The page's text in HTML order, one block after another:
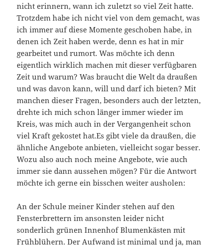
nicht erinnern, wann ich zuletzt so viel Zeit hatte.
Trotzdem habe ich nicht viel von dem gemacht, was
ich immer auf diese Momente geschoben habe, in
denen ich Zeit haben werde, denn es hat in mir
gearbeitet und rumort. Was möchte ich denn
eigentlich wirklich machen mit dieser verfügbaren
Zeit und warum? Was braucht die Welt da draußen
und was davon kann, will und darf ich bieten? Mit
manchen dieser Fragen, besonders auch der letzten,
drehte ich mich schon länger immer wieder im
Kreis, was mich auch in der Vergangenheit schon
viel Kraft gekostet hat.Es gibt viele da draußen, die
ähnliche Angebote anbieten, vielleicht sogar besser.
Wozu also auch noch meine Angebote, wie auch
immer sie dann aussehen mögen? Für die Antwort
möchte ich gerne ein bisschen weiter ausholen:
An der Schule meiner Kinder stehen auf den
Fensterbrettern im ansonsten leider nicht
sonderlich grünen Innenhof Blumenkästen mit
Frühblühern. Der Aufwand ist minimal und ja, man